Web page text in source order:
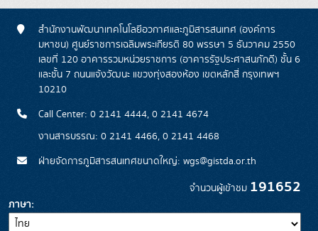
สำนักงานพัฒนาเทคโนโลยีอวกาศและภูมิสารสนเทศ (องค์การ
มหาชน) ศูนย์ราชการเฉลิมพระเกียรติ 80 พรรษา 5 ธันวาคม 2550
เลขที่ 120 อาคารรวมหน่วยราชการ (อาคารรัฐประศาสนภักดี) ชั้น 6
และชั้น 7 ถนนแจ้งวัฒนะ แขวงทุ่งสองห้อง เขตหลักสี่ กรุงเทพฯ
10210
Call Center: 0 2141 4444, 0 2141 4674
งานสารบรรณ: 0 2141 4466, 0 2141 4468
ฝ่ายจัดการภูมิสารสนเทศขนาดใหญ่: wgs@gistda.or.th
จำนวนผู้เข้าชม 191652
ภาษา